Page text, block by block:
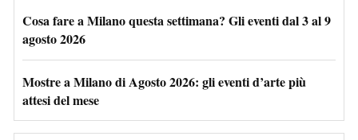
Cosa fare a Milano questa settimana? Gli eventi dal 3 al 9
agosto 2026
Mostre a Milano di Agosto 2026: gli eventi d’arte più
attesi del mese